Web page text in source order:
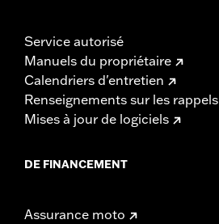
Service autorisé
Manuels du propriétaire
Calendriers d'entretien
Renseignements sur les rappels
Mises à jour de logiciels
DE FINANCEMENT
Assurance moto